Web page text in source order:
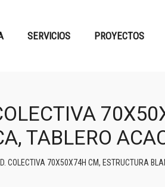
SERVICIOS PROYECTOS
TABLERO
COLECTIVA 70X50X74H CM, ESTRUCTURA